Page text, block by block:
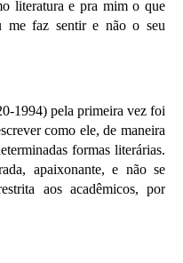
literatura e pra mim o que
faz sentir e não o seu
1994) pela primeira vez foi
como ele, de maneira
formas literárias.
apaixonante, e não se
aos acadêmicos, por